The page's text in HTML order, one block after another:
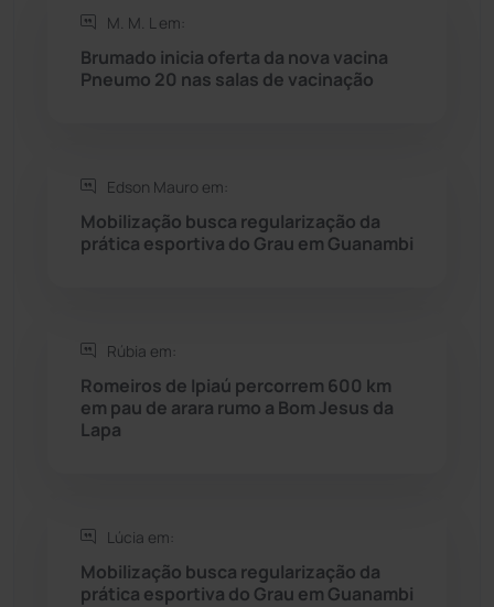
Rio do Antônio
Rio do Pires
Seabra
Sudoeste Baiano (1530)
Tecnologia
M. M. L em:
Brumado inicia oferta da nova vacina
Pneumo 20 nas salas de vacinação
Edson Mauro em:
Mobilização busca regularização da
prática esportiva do Grau em Guanambi
Rúbia em:
Romeiros de Ipiaú percorrem 600 km
em pau de arara rumo a Bom Jesus da
Lapa
Lúcia em:
Mobilização busca regularização da
prática esportiva do Grau em Guanambi